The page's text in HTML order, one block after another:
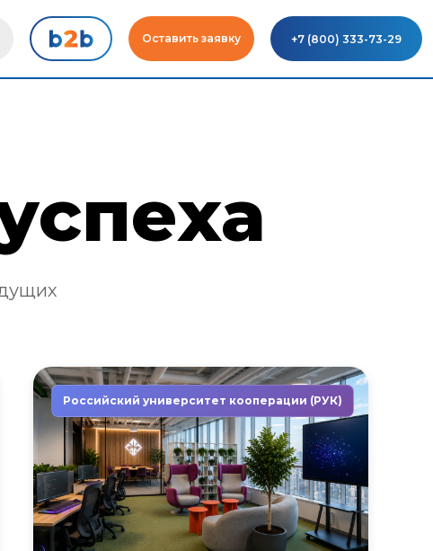
Оставить заявку +7 (800) 333-73-29
Российский университет кооперации (РУК)